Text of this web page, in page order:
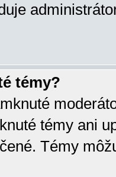
témy?
témy ani
Témy